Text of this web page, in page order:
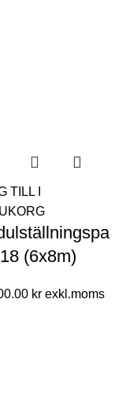
TILL I
(6x8m)
kr